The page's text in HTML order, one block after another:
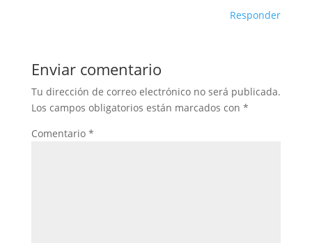
Responder
Enviar comentario
Tu dirección de correo electrónico no será publicada.
Los campos obligatorios están marcados con *
Comentario *